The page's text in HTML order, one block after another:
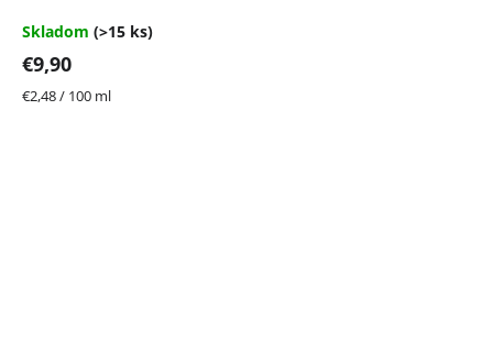
4,7
5
hviezdičiek.
Skladom (>15 ks)
€9,90
Jednotková
€2,48 / 100 ml